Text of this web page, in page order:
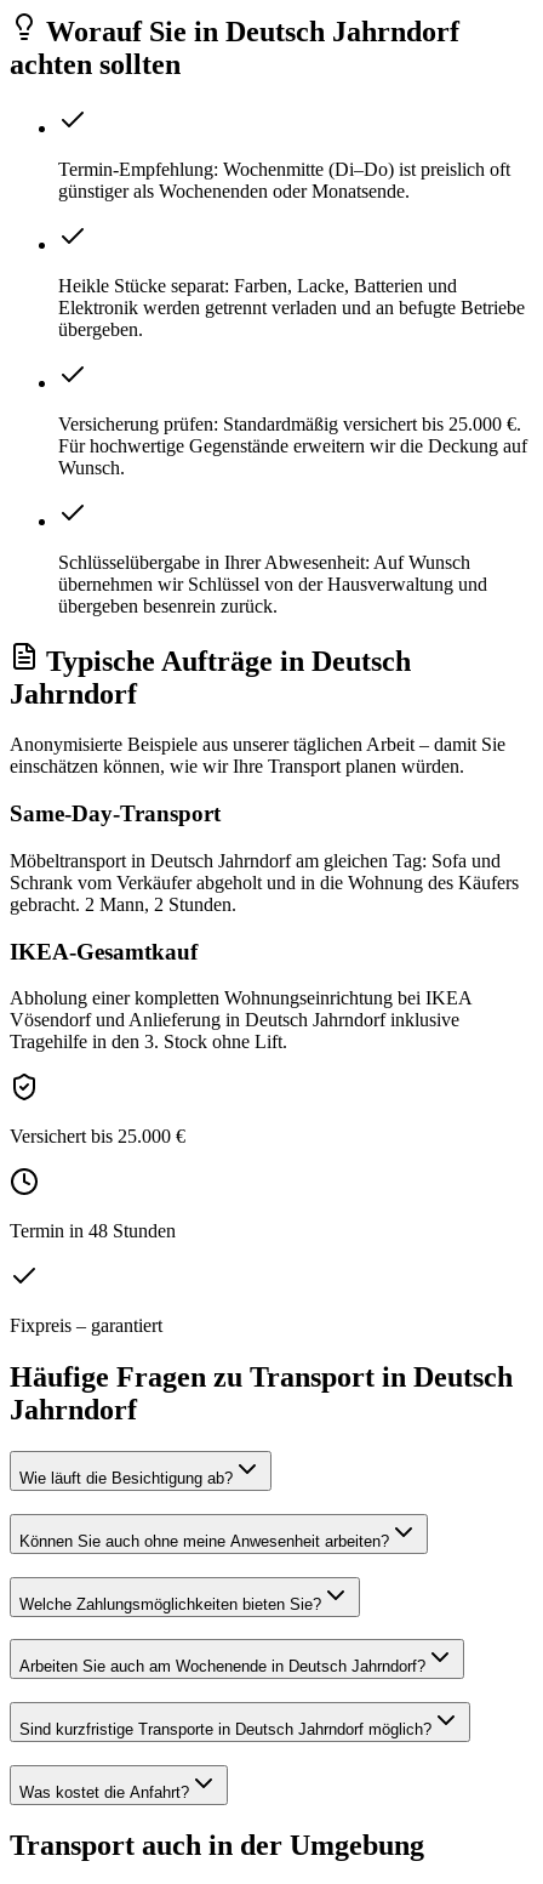
Worauf Sie in Deutsch Jahrndorf
achten sollten
Termin-Empfehlung: Wochenmitte (Di–Do) ist preislich oft
günstiger als Wochenenden oder Monatsende.
Heikle Stücke separat: Farben, Lacke, Batterien und
Elektronik werden getrennt verladen und an befugte Betriebe
übergeben.
Versicherung prüfen: Standardmäßig versichert bis 25.000 €.
Für hochwertige Gegenstände erweitern wir die Deckung auf
Wunsch.
Schlüsselübergabe in Ihrer Abwesenheit: Auf Wunsch
übernehmen wir Schlüssel von der Hausverwaltung und
übergeben besenrein zurück.
Typische Aufträge in Deutsch
Jahrndorf
Anonymisierte Beispiele aus unserer täglichen Arbeit – damit Sie
einschätzen können, wie wir Ihre Transportplanen würden.
Same-Day-Transport
Möbeltransport in Deutsch Jahrndorf am gleichen Tag: Sofa und
Schrank vom Verkäufer abgeholt und in die Wohnung des Käufers
gebracht. 2 Mann, 2 Stunden.
IKEA-Gesamtkauf
Abholung einer kompletten Wohnungseinrichtung bei IKEA
Vösendorf und Anlieferung in Deutsch Jahrndorf inklusive
Tragehilfe in den 3. Stock ohne Lift.
Versichert bis 25.000 €
Termin in 48 Stunden
Fixpreis – garantiert
Häufige Fragen zu Transport in Deutsch
Jahrndorf
Wie läuft die Besichtigung ab?
Können Sie auch ohne meine Anwesenheit arbeiten?
Welche Zahlungsmöglichkeiten bieten Sie?
Arbeiten Sie auch am Wochenende in Deutsch Jahrndorf?
Sind kurzfristige Transporte in Deutsch Jahrndorf möglich?
Was kostet die Anfahrt?
Transport auch in der Umgebung